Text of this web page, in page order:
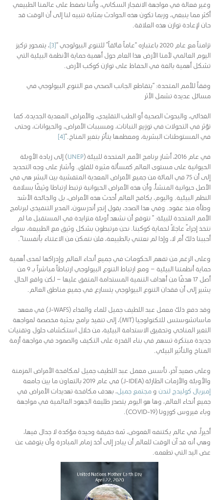
وغير فعالة في مواجهة الانفجار السكاني، وأننا نضغط على عالمنا الطبيعي
أكثر مما ينبغي، وربما تكون هذه الحوادث بمثابة تنبيه لنا إلى أن الوقت قد
حان لإعادة توازن هذه العلاقة.
تزامناً مع عام 2020 باعتباره “عاماً فائقاً” للتنوع البيولوجي “ [3] ، يتمحور تركيز
اليوم العالمي لأمنا الأرض هذا العام حول أهمية حماية الأنظمة البيئية التي
تشكل أهمية بالغة في الحفاظ على توازن كوكب الأرض.
وفقاً للأمم المتحدة: “يتقاطع الجانب الصحي مع التنوع البيولوجي في
مسائل عديدة تشمل الأثر
الغذائي، والبحوث الصحية أو الطب التقليدي، والأمراض المعدية الجديدة، كما
تؤثر في التحولات في توزيع النباتات، ومسببات الأمراض، والحيوانات، وحتى
في المستوطنات البشرية، ومعظمها يتأثر بتغير المناخ.”[4]
في عام 2016، أشار برنامج الأمم المتحدة للبيئة ( UNEP) إلى زيادة الأوبئة
الحيوانية على مستوى العالم كمسألة مثيرة للقلق. وأشار على وجه التحديد
إلى أن 75 في المائة من جميع الأمراض المعدية المتفشية بين البشر هي في
الأصل حيوانية المنشأ، وأن هذه الأمراض الحيوانية ترتبط ارتباطا وثيقًا بسلامة
النظم البيئية. واليوم، يكافح العالم أحدث هذه الأمراض، بل والجائحة الأشد
وطأة منذ عقود. وفي هذا الصدد، يقول إنجر أندرسون، المدير التنفيذي لبرنامج
الأمم المتحدة للبيئة: ” نتوقع أن نشهد أوبئة متزايدة في المستقبل ما لم
نتخذ إجراءً عاجلاً لحماية كوكبنا. نحن مرتبطون بشكل وثيق مع الطبيعة، سواء
أحببنا ذلك أم لا، وإذا لم نعتني بالطبيعة، فلن نتمكن من الاعتناء بأنفسنا”.
وعلى الرغم من تفهم الحكومات في جميع أنحاء العالم وإدراكها لمدى أهمية
حماية أنظمتنا البيئية – ومع ارتباط التنوع البيولوجي ارتباطاً مباشراً بـ 9 من
أصل 17 هدفًا من أهداف التنمية المستدامة المتفق عليها – لكن واقع الحال
يشير إلى أن فقدان التنوع البيولوجي يتسارع في جميع مناطق العالم.
وقد دفع ذلك معمل عبد اللطيف جميل للماء والغذاء (J-WAFS) في معهد
ماساتشوستس للتكنولوجيا (MIT)، إلى تنفيذ برامج بحثية مخصصة لمواجهة
التغير المناخي وتحقيق الاستدامة البيئية، من خلال استكشاف حلول وتقنيات
جديدة مبتكرة تسهم في بناء القدرة على التكيف والصمود في مواجهة أزمة
المناخ والتأثير البيئي.
وعلى صعيد آخر، تأسس معمل عبد اللطيف جميل لمكافحة الأمراض المزمنة
والأوبئة والأزمات الطارئة (J-IDEA) في عام 2019 بالتعاون ما بين جامعة
إمبريال كوليدج لندن ومجتمع جميل، بهدف مكافحة تهديدات الأمراض في
جميع أنحاء العالم، وها هو اليوم يتصدر طليعة الجهود العالمية في مواجهة
وباء فيروس كورونا (COVID-19).
أخيراً، في عالم يكتنفه الغموض، ثمة حقيقة وحيدة مؤكدة لا جدال فيها،
وهي أنه قد آن الوقت للعالم أن يبادر إلى أخذ زمام المبادرة وأن يتوقف عن
عض اليد التي تطعمه.